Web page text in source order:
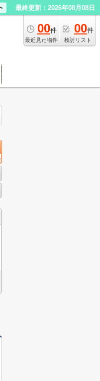
最終更新：2026年08月08日
00件
最近見た物件
00件
検討リスト